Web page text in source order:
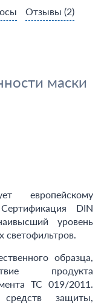
Отзывы (2)
маски
европейскому
DIN
уровень
светофильтров.
образца,
продукта
ТС 019/2011.
защиты,